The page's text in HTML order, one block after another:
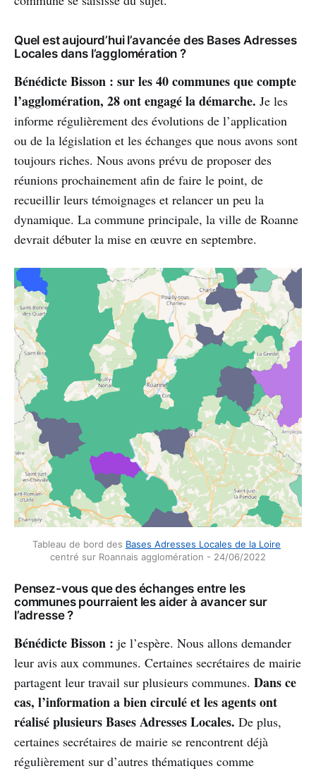
Quel est aujourd’hui l’avancée des Bases Adresses
Locales dans l’agglomération ?
Bénédicte Bisson : sur les 40 communes que compte
l’agglomération, 28 ont engagé la démarche. Je les
informe régulièrement des évolutions de l’application
ou de la législation et les échanges que nous avons sont
toujours riches. Nous avons prévu de proposer des
réunions prochainement afin de faire le point, de
recueillir leurs témoignages et relancer un peu la
dynamique. La commune principale, la ville de Roanne
devrait débuter la mise en œuvre en septembre.
Tableau de bord des Bases Adresses Locales de la Loire
centré sur Roannais agglomération - 24/06/2022
Pensez-vous que des échanges entre les
communes pourraient les aider à avancer sur
l’adresse ?
Bénédicte Bisson : je l’espère. Nous allons demander
leur avis aux communes. Certaines secrétaires de mairie
partagent leur travail sur plusieurs communes. Dans ce
cas, l’information a bien circulé et les agents ont
réalisé plusieurs Bases Adresses Locales. De plus,
certaines secrétaires de mairie se rencontrent déjà
régulièrement sur d’autres thématiques comme